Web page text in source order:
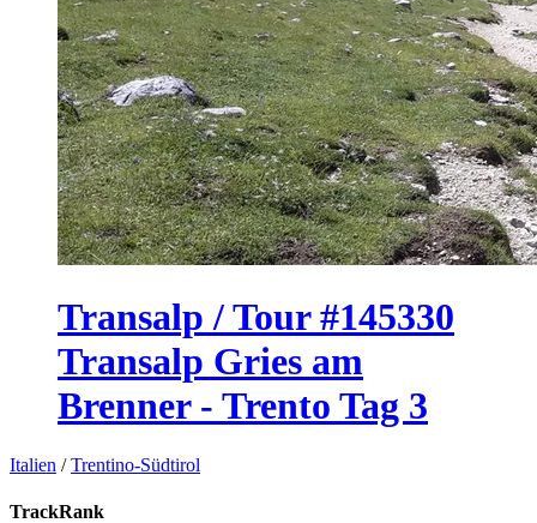
Transalp / Tour #145330
Transalp Gries am
Brenner - Trento Tag 3
Italien /Trentino-Südtirol
TrackRank